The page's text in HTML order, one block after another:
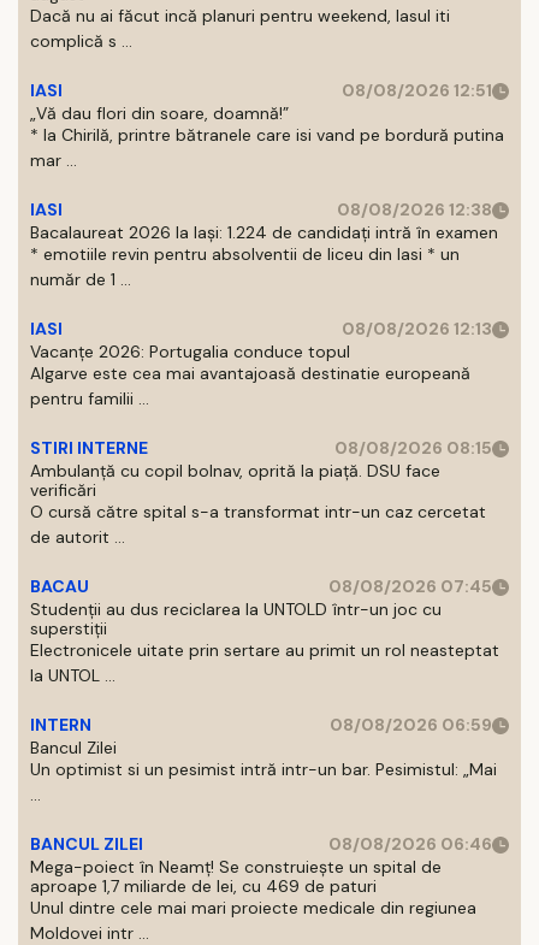
Dacă nu ai făcut incă planuri pentru weekend, Iasul iti
complică s ...
IASI
08/08/2026 12:51
„Vă dau flori din soare, doamnă!”
* la Chirilă, printre bătranele care isi vand pe bordură putina
mar ...
IASI
08/08/2026 12:38
Bacalaureat 2026 la Iași: 1.224 de candidați intră în examen
* emotiile revin pentru absolventii de liceu din Iasi * un
număr de 1 ...
IASI
08/08/2026 12:13
Vacanțe 2026: Portugalia conduce topul
Algarve este cea mai avantajoasă destinatie europeană
pentru familii ...
STIRI INTERNE
08/08/2026 08:15
Ambulanță cu copil bolnav, oprită la piață. DSU face
verificări
O cursă către spital s-a transformat intr-un caz cercetat
de autorit ...
BACAU
08/08/2026 07:45
Studenții au dus reciclarea la UNTOLD într-un joc cu
superstiții
Electronicele uitate prin sertare au primit un rol neasteptat
la UNTOL ...
INTERN
08/08/2026 06:59
Bancul Zilei
Un optimist si un pesimist intră intr-un bar. Pesimistul: „Mai
...
BANCUL ZILEI
08/08/2026 06:46
Mega-poiect în Neamț! Se construiește un spital de
aproape 1,7 miliarde de lei, cu 469 de paturi
Unul dintre cele mai mari proiecte medicale din regiunea
Moldovei intr ...